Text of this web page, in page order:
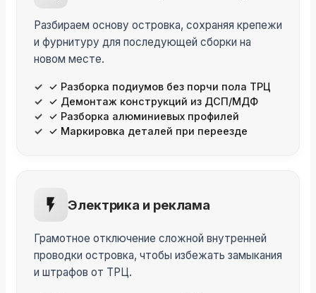
Разбираем основу островка, сохраняя крепежи
и фурнитуру для последующей сборки на
новом месте.
✓ Разборка подиумов без порчи пола ТРЦ
✓ Демонтаж конструкций из ДСП/МДФ
✓ Разборка алюминиевых профилей
✓ Маркировка деталей при переезде
Электрика и реклама
Грамотное отключение сложной внутренней
проводки островка, чтобы избежать замыкания
и штрафов от ТРЦ.